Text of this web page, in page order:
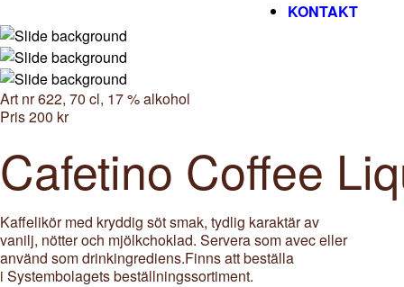
KONTAKT
Art nr 622, 70 cl, 17 % alkohol
Pris 200 kr
Cafetino Coffee
Kaffelikör med kryddig söt smak, tydlig karaktär av
vanilj, nötter och mjölkchoklad. Servera som avec eller
använd som drinkingrediens.Finns att beställa
i Systembolagets beställningssortiment.